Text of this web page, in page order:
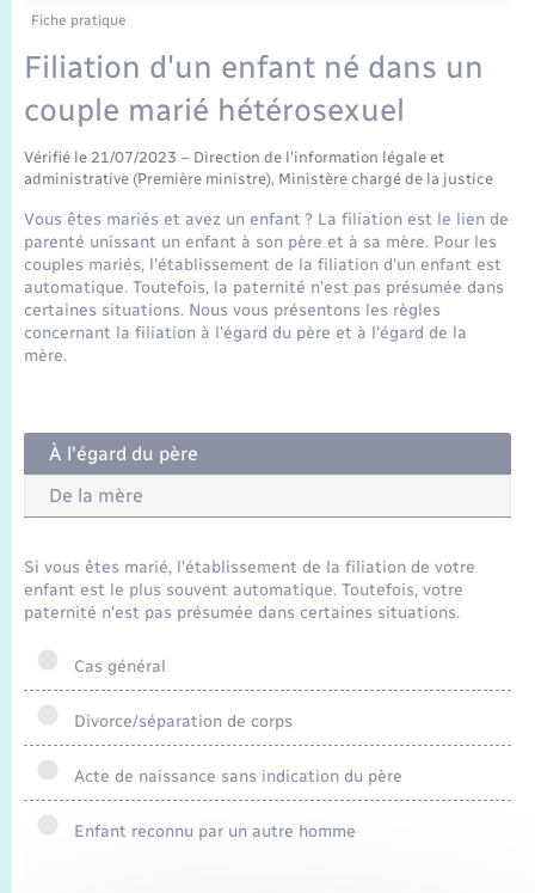
Etat-civil - Papiers - Citoyenneté
Mariage – PACS
Parrainage civil
Recensement
Loisirs
Nouvel habitant
Numérique
Sécurité - Prévention
Transports
Transports scolaires
Voirie et espace public
Travaux - Autorisation d’occupation de l’espace
Compétences
Plan interactif
Présentation de la commune
Publications
La Communauté de communes
Fiche pratique
Filiation d'un enfant né dans un
couple marié hétérosexuel
Vérifié le 21/07/2023 – Direction de l'information légale et
administrative (Première ministre), Ministère chargé de la justice
Vous êtes mariés et avez un enfant ? La filiation est le lien de
parenté unissant un enfant à son père et à sa mère. Pour les
couples mariés, l'établissement de la filiation d'un enfant est
automatique. Toutefois, la paternité n'est pas présumée dans
certaines situations. Nous vous présentons les règles
concernant la filiation à l'égard du père et à l'égard de la
mère.
À l'égard du père
De la mère
Si vous êtes marié, l'établissement de la filiation de votre
enfant est le plus souvent automatique. Toutefois, votre
paternité n'est pas présumée dans certaines situations.
Cas général
Divorce/séparation de corps
Acte de naissance sans indication du père
Enfant reconnu par un autre homme